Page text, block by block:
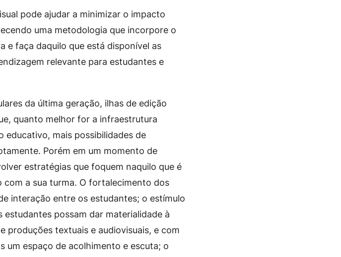
pode ajudar a minimizar o impacto
uma metodologia que incorpore o
e faça daquilo que está disponível as
relevante para estudantes e
da última geração, ilhas de edição
quanto melhor for a infraestrutura
educativo, mais possibilidades de
Porém em um momento de
estratégias que foquem naquilo que é
a sua turma. O fortalecimento dos
interação entre os estudantes; o estímulo
possam dar materialidade à
produções textuais e audiovisuais, e com
um espaço de acolhimento e escuta; o